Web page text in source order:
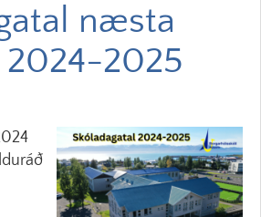
næsta
2024-2025